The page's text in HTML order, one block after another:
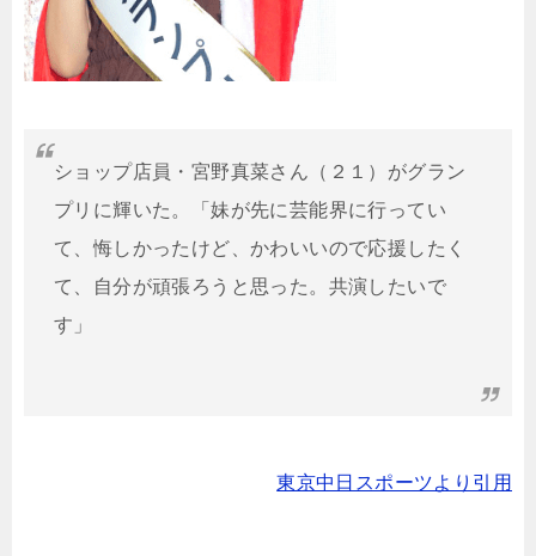
ショップ店員・宮野真菜さん（２１）がグラン
プリに輝いた。「妹が先に芸能界に行ってい
て、悔しかったけど、かわいいので応援したく
て、自分が頑張ろうと思った。共演したいで
す」
東京中日スポーツより引用